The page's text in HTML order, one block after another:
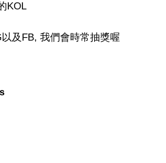
KOL
及FB, 我們會時常抽獎喔